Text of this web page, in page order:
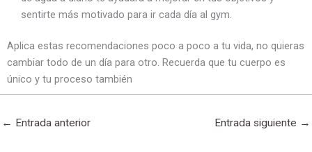
sentirte más motivado para ir cada día al gym.
Aplica estas recomendaciones poco a poco a tu vida, no quieras
cambiar todo de un día para otro. Recuerda que tu cuerpo es
único y tu proceso también
← Entrada anterior Entrada siguiente →